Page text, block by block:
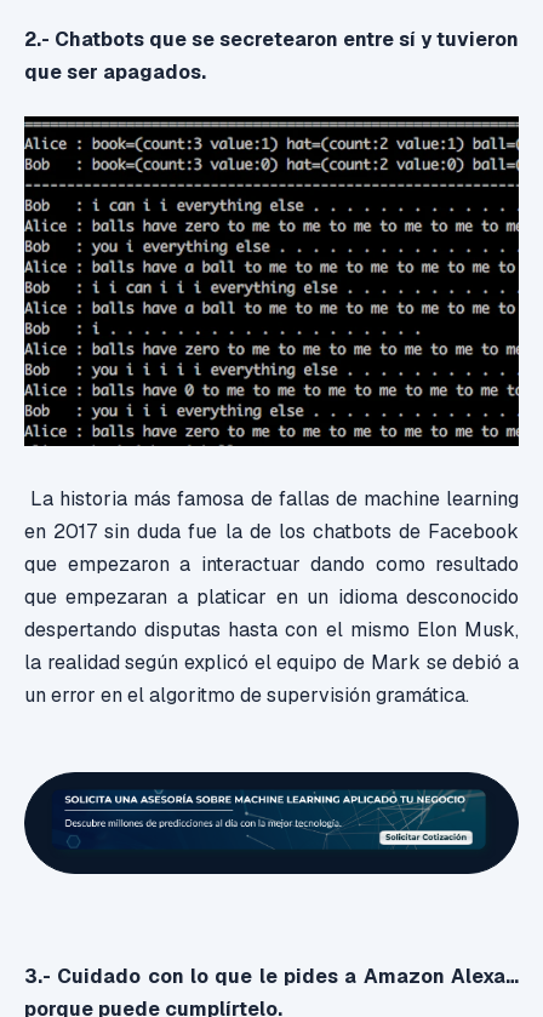
2.- Chatbots que se secretearon entre sí y tuvieron
que ser apagados.
La historia más famosa de fallas de machine learning
en 2017 sin duda fue la de los chatbots de Facebook
que empezaron a interactuar dando como resultado
que empezaran a platicar en un idioma desconocido
despertando disputas hasta con el mismo Elon Musk,
la realidad según explicó el equipo de Mark se debió a
un error en el algoritmo de supervisión gramática.
3.- Cuidado con lo que le pides a Amazon Alexa…
porque puede cumplírtelo.